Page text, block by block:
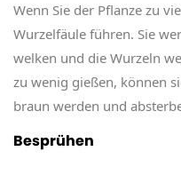
Wenn Sie der Pflanze zu
Wurzelfäule führen. Sie
welken und die Wurzeln
zu wenig gießen, können
braun werden und
Besprühen